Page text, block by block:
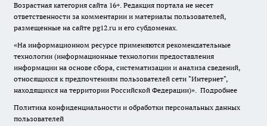
Возрастная категория сайта 16+. Редакция портала не несет
ответственности за комментарии и материалы пользователей,
размещенные на сайте pg12.ru и его субдоменах.
«На информационном ресурсе применяются рекомендательные
технологии (информационные технологии предоставления
информации на основе сбора, систематизации и анализа сведений,
относящихся к предпочтениям пользователей сети "Интернет",
находящихся на территории Российской Федерации)». Подробнее
Политика конфиденциальности и обработки персональных данных
пользователей